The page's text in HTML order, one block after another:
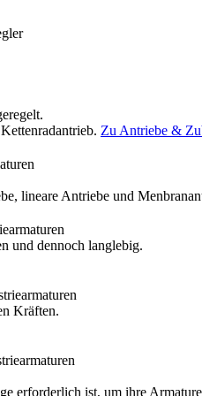
Zu Antriebe &
lineare Antriebe und
und dennoch langlebig.
Kräften.
erforderlich ist, um ihre